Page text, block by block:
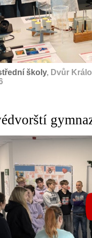
školy, Dvůr